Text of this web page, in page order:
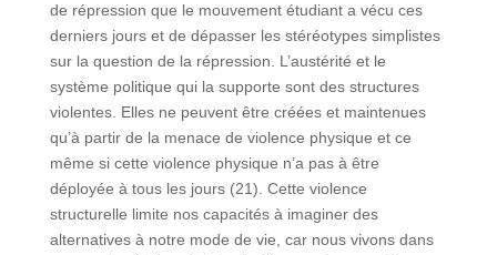
de répression que le mouvement étudiant a vécu ces
derniers jours et de dépasser les stéréotypes simplistes
sur la question de la répression. L’austérité et le
système politique qui la supporte sont des structures
violentes. Elles ne peuvent être créées et maintenues
qu’à partir de la menace de violence physique et ce
même si cette violence physique n’a pas à être
déployée à tous les jours (21). Cette violence
structurelle limite nos capacités à imaginer des
alternatives à notre mode de vie, car nous vivons dans